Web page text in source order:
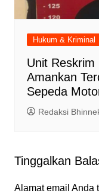
Hukum & Kriminal
Unit Reskrim
Amankan
Sepeda
Redaksi
Tinggalkan
Alamat email Anda